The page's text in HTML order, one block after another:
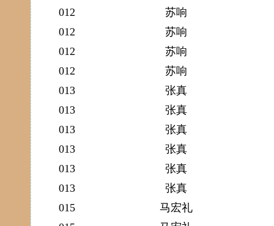
012
苏响
012
苏响
012
苏响
012
苏响
013
张真
013
张真
013
张真
013
张真
013
张真
013
张真
015
马宏礼